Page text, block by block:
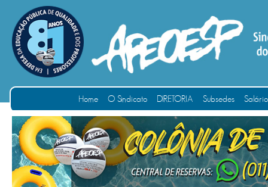
Home O Sindicato DIRETORIA Subsedes